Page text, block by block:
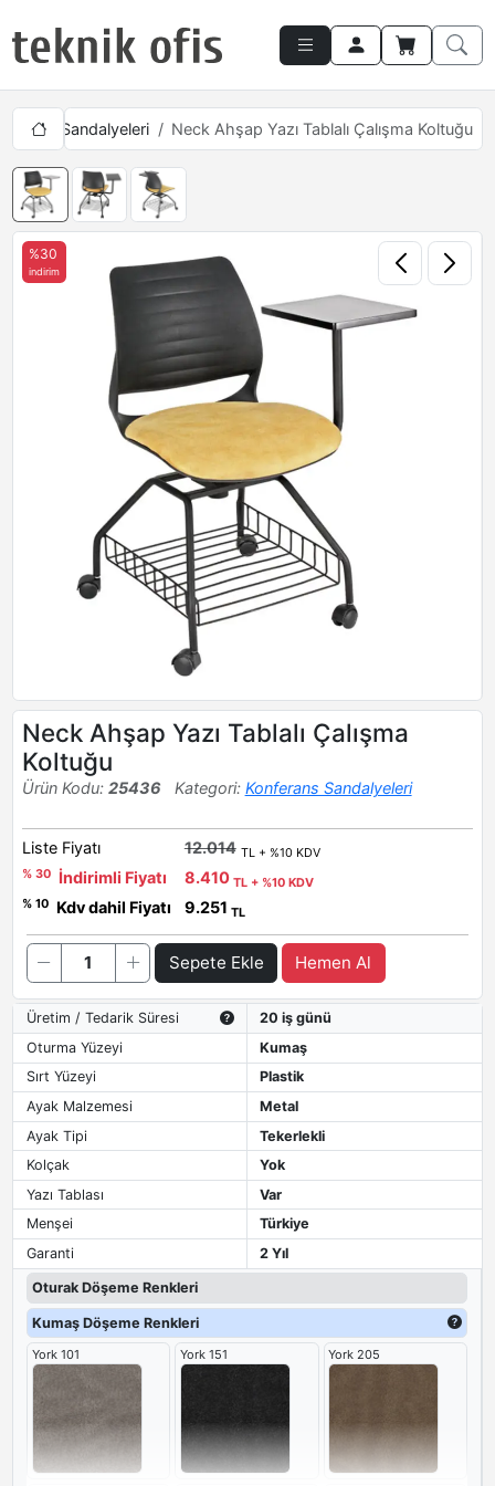
Sandalyeleri Neck Ahşap Yazı Tablalı Çalışma Koltuğu
%30
indirim
Neck Ahşap Yazı Tablalı Çalışma
Koltuğu
Ürün Kodu: 25436 Kategori: Konferans Sandalyeleri
Liste Fiyatı 12.014 TL + %10 KDV
% 30
İndirimli Fiyatı 8.410 TL + %10 KDV
% 10
Kdv dahil Fiyatı 9.251 TL
Sepete Ekle Hemen Al
Üretim / Tedarik Süresi
20 iş günü
Oturma Yüzeyi
Kumaş
Sırt Yüzeyi
Plastik
Ayak Malzemesi
Metal
Ayak Tipi
Tekerlekli
Kolçak
Yok
Yazı Tablası
Var
Menşei
Türkiye
Garanti
2 Yıl
Oturak Döşeme Renkleri
Kumaş Döşeme Renkleri
York 101 York 151 York 205